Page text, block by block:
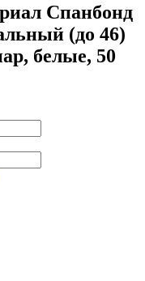
Спанбонд
(до 46)
белые, 50